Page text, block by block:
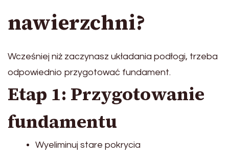
nawierzchni?
Wcześniej niż zaczynasz układania podłogi, trzeba
odpowiednio przygotować fundament.
Etap 1: Przygotowanie
fundamentu
Wyeliminuj stare pokrycia